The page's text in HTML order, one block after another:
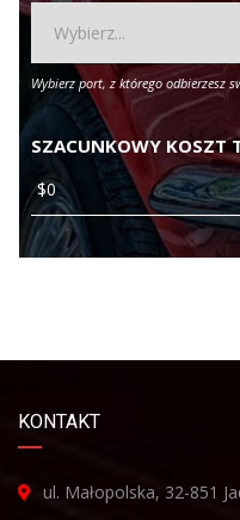
Wybierz port, z którego odbierzesz
SZACUNKOWY KOSZT
KONTAKT
ul. Małopolska, 32-851